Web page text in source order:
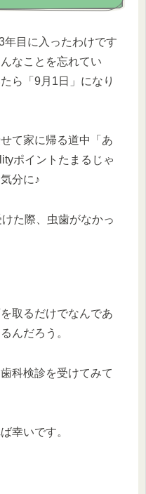
目に入ったわけです
なことを忘れてい
ら「9月1日」になり
て家に帰る道中「あ
ポイントたまるじゃ
分に♪
た際、虫歯がなかっ
取るだけでなんであ
んだろう。
科検診を受けてみて
幸いです。